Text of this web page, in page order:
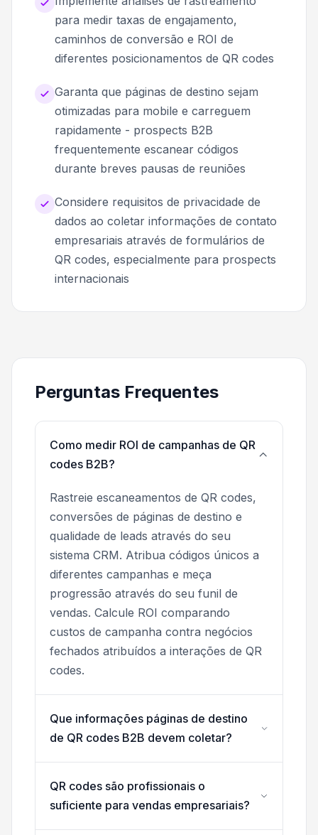
para medir taxas de engajamento,
caminhos de conversão e ROI de
diferentes posicionamentos de QR codes
Garanta que páginas de destino sejam
otimizadas para mobile e carreguem
rapidamente - prospects B2B
frequentemente escanear códigos
durante breves pausas de reuniões
Considere requisitos de privacidade de
dados ao coletar informações de contato
empresariais através de formulários de
QR codes, especialmente para prospects
internacionais
Perguntas Frequentes
Como medir ROI de campanhas de QR
codes B2B?
Rastreie escaneamentos de QR codes,
conversões de páginas de destino e
qualidade de leads através do seu
sistema CRM. Atribua códigos únicos a
diferentes campanhas e meça
progressão através do seu funil de
vendas. Calcule ROI comparando
custos de campanha contra negócios
fechados atribuídos a interações de QR
codes.
Que informações páginas de destino
de QR codes B2B devem coletar?
QR codes são profissionais o
suficiente para vendas empresariais?